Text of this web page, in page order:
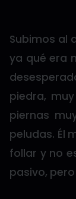
Subimos al
ya qué era
piedra,
piernas
peludas. Él
follar y no
pasivo,